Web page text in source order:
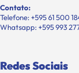
Contato:
Telefone: +595 61 500
Whatsapp: +595 993
Redes Sociais